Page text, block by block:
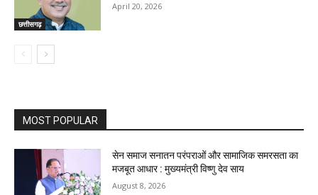
छत्तीसगढ़
April 20, 2026
MOST POPULAR
सेन समाज सनातन परंपराओं और सामाजिक समरसता का
मजबूत आधार : मुख्यमंत्री विष्णु देव साय
August 8, 2026